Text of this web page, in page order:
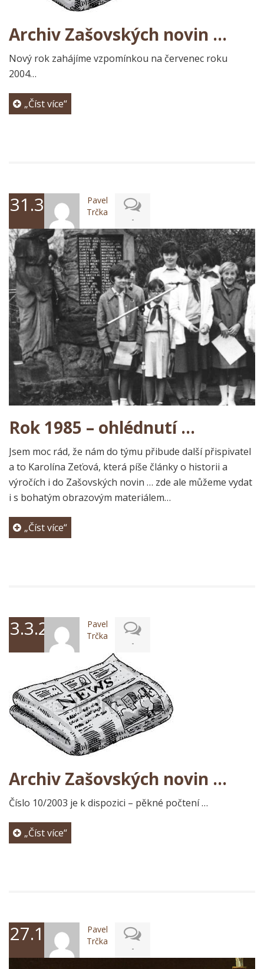
Archiv Zašovských novin …
Nový rok zahájíme vzpomínkou na červenec roku
2004…
„Číst více“
31.3.2025Pavel
Trčka
-
Rok 1985 – ohlédnutí …
Jsem moc rád, že nám do týmu přibude další přispivatel
a to Karolína Zeťová, která píše články o historii a
výročích i do Zašovských novin … zde ale můžeme vydat
i s bohatým obrazovým materiálem…
„Číst více“
3.3.2025
Pavel
Trčka
-
Archiv Zašovských novin …
Číslo 10/2003 je k dispozici – pěkné počtení …
„Číst více“
27.1.2025Pavel
Trčka
-